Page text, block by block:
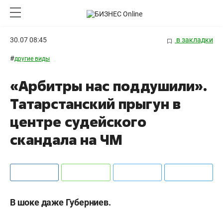
30.07 08:45 в закладки
#другие виды
«Арбитры нас поддушили».
Татарстанский прыгун в
центре судейского
скандала на ЧМ
В шоке даже Губерниев.